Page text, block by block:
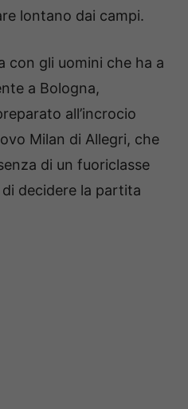
lontano dai campi.
con gli uomini che ha a
a Bologna,
all’incrocio
Milan di Allegri, che
di un fuoriclasse
decidere la partita